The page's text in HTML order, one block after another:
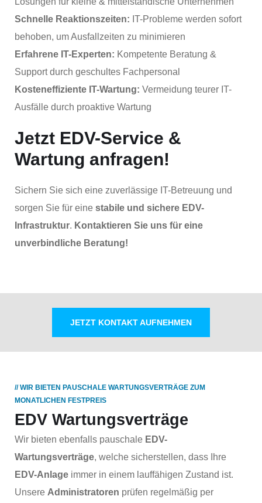
Schnelle Reaktionszeiten: IT-Probleme werden sofort
behoben, um Ausfallzeiten zu minimieren
Erfahrene IT-Experten: Kompetente Beratung &
Support durch geschultes Fachpersonal
Kosteneffiziente IT-Wartung: Vermeidung teurer IT-
Ausfälle durch proaktive Wartung
Jetzt EDV-Service &
Wartung anfragen!
Sichern Sie sich eine zuverlässige IT-Betreuung und
sorgen Sie für eine stabile und sichere EDV-
Infrastruktur. Kontaktieren Sie uns für eine
unverbindliche Beratung!
JETZT KONTAKT AUFNEHMEN
// WIR BIETEN PAUSCHALE WARTUNGSVERTRÄGE ZUM
MONATLICHEN FESTPREIS
EDV Wartungsverträge
Wir bieten ebenfalls pauschale EDV-
Wartungsverträge, welche sicherstellen, dass Ihre
EDV-Anlage immer in einem lauffähigen Zustand ist.
Unsere Administratoren prüfen regelmäßig per